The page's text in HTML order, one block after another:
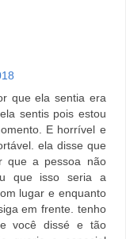
que ela sentia era
sentis pois estou
E horrível e
ela disse que
que a pessoa não
que isso seria a
lugar e enquanto
em frente. tenho
você dissé e tão